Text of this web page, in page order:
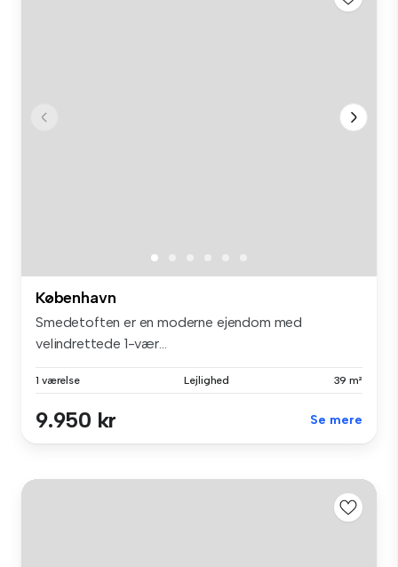
København
Smedetoften er en moderne ejendom med
velindrettede 1-vær...
1 værelse Lejlighed 39 m²
9.950 kr Se mere